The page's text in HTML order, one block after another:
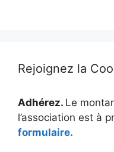
Rejoignez la
Adhérez. Le
l’association est à
formulaire.